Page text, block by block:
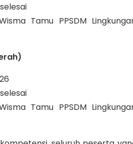
Tamu PPSDM
Tamu PPSDM